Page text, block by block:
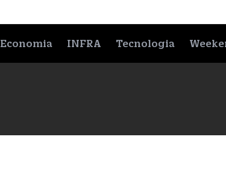
Economia INFRA Tecnologia